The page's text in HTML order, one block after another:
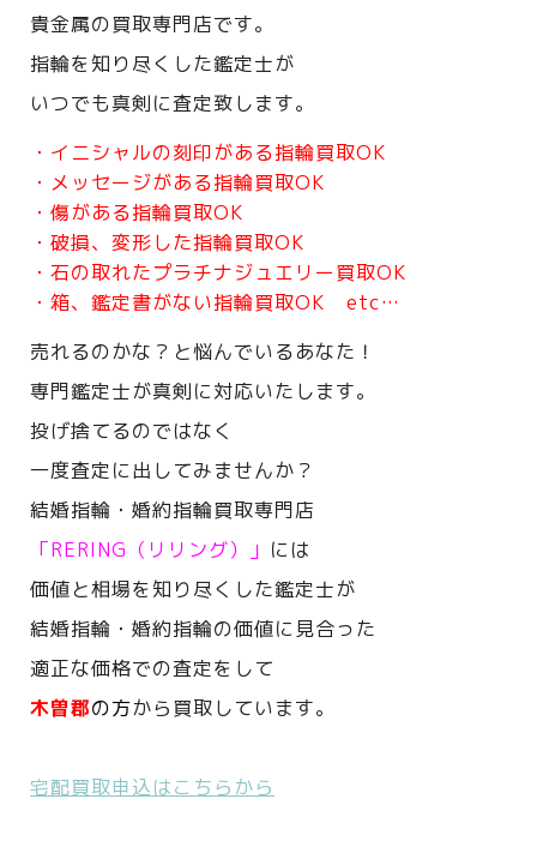
貴金属の買取専門店です。
指輪を知り尽くした鑑定士が
いつでも真剣に査定致します。
・イニシャルの刻印がある指輪買取OK
・メッセージがある指輪買取OK
・傷がある指輪買取OK
・破損、変形した指輪買取OK
・石の取れたプラチナジュエリー買取OK
・箱、鑑定書がない指輪買取OK etc…
売れるのかな？と悩んでいるあなた！
専門鑑定士が真剣に対応いたします。
投げ捨てるのではなく
一度査定に出してみませんか？
結婚指輪・婚約指輪買取専門店
「RERING（リリング）」 には
価値と相場を知り尽くした鑑定士が
結婚指輪・婚約指輪の価値に見合った
適正な価格での査定をして
木曽郡の方から買取しています。
宅配買取申込はこちらから